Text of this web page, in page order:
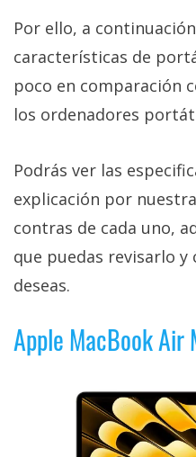
Por ello, a
características de
poco en comparación
los ordenadores
Podrás ver las
explicación por
contras de cada uno,
que puedas revisarlo
deseas.
Apple MacBook Air